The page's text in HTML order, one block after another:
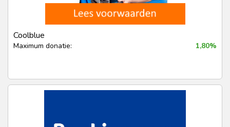
Coolblue
Maximum donatie: 1,80%